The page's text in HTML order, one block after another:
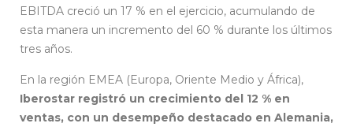
EBITDA creció un 17 % en el ejercicio, acumulando de
esta manera un incremento del 60 % durante los últimos
tres años.
En la región EMEA (Europa, Oriente Medio y África),
Iberostar registró un crecimiento del 12 % en
ventas, con un desempeño destacado en Alemania,